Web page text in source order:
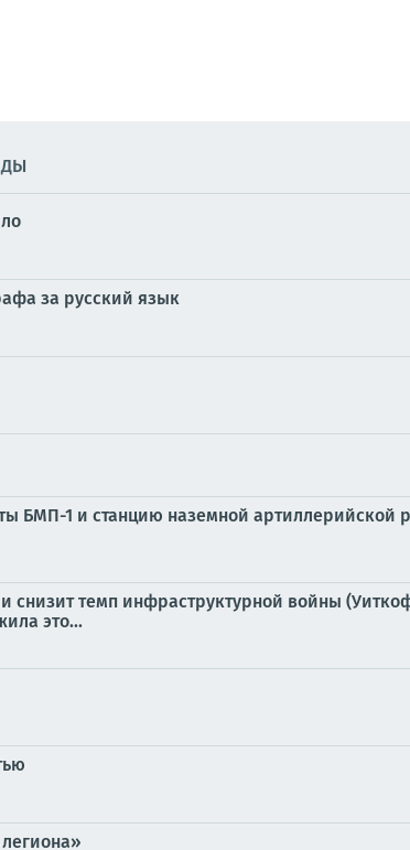
за русский язык
БМП-1 и станцию наземной артиллерийской
снизит темп инфраструктурной войны
это...